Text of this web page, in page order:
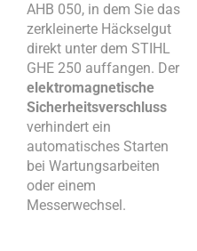
AHB 050, in dem Sie das
zerkleinerte Häckselgut
direkt unter dem STIHL
GHE 250 auffangen. Der
elektromagnetische
Sicherheitsverschluss
verhindert ein
automatisches Starten
bei Wartungsarbeiten
oder einem
Messerwechsel.